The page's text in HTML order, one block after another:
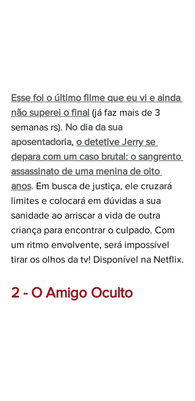
Esse foi o último filme que eu vi e ainda
não superei o final (já faz mais de 3
semanas rs). No dia da sua
aposentadoria, o detetive Jerry se
depara com um caso brutal: o sangrento
assassinato de uma menina de oito
anos. Em busca de justiça, ele cruzará
limites e colocará em dúvidas a sua
sanidade ao arriscar a vida de outra
criança para encontrar o culpado. Com
um ritmo envolvente, será impossível
tirar os olhos da tv! Disponível na Netflix.
2 - O Amigo Oculto